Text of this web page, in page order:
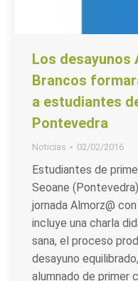
Los desayunos
Brancos
a estudiantes
Pontevedra
Noticias 02/02/2016
Estudiantes de
Seoane
jornada Almorz@
incluye una charla
sana, el proceso
desayuno
alumnado de primer